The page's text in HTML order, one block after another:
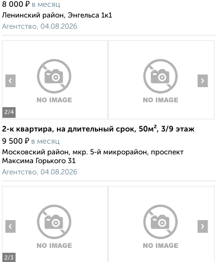
8 000 ₽ в месяц
Ленинский район, Энгельса 1к1
Агентство, 04.08.2026
2/4
‹ ›
2-к квартира, на длительный срок, 50м², 3/9 этаж
9 500 ₽ в месяц
Московский район, мкр. 5-й микрорайон, проспект
Максима Горького 31
Агентство, 04.08.2026
2/3
‹ ›